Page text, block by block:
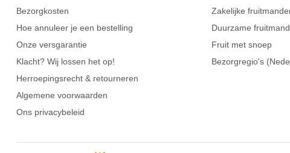
Bezorgkosten
Hoe annuleer je een bestelling
Onze versgarantie
Klacht? Wij lossen het op!
Herroepingsrecht & retourneren
Algemene voorwaarden
Ons privacybeleid
Zakelijke
Duurzame
Fruit met snoep
Bezorgregio's